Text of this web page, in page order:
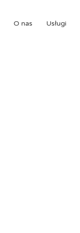
O nas Usługi